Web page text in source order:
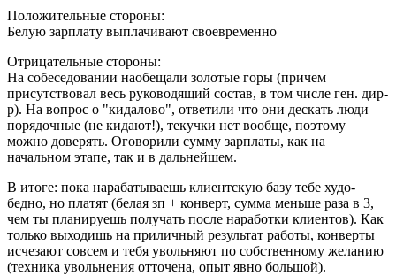
Положительные стороны:
Белую зарплату выплачивают своевременно
Отрицательные стороны:
На собеседовании наобещали золотые горы (причем
присутствовал весь руководящий состав, в том числе ген. дир-
р). На вопрос о "кидалово", ответили что они дескать люди
порядочные (не кидают!), текучки нет вообще, поэтому
можно доверять. Оговорили сумму зарплаты, как на
начальном этапе, так и в дальнейшем.
В итоге: пока нарабатываешь клиентскую базу тебе худо-
бедно, но платят (белая зп + конверт, сумма меньше раза в 3,
чем ты планируешь получать после наработки клиентов). Как
только выходишь на приличный результат работы, конверты
исчезают совсем и тебя увольняют по собственному желанию
(техника увольнения отточена, опыт явно большой).